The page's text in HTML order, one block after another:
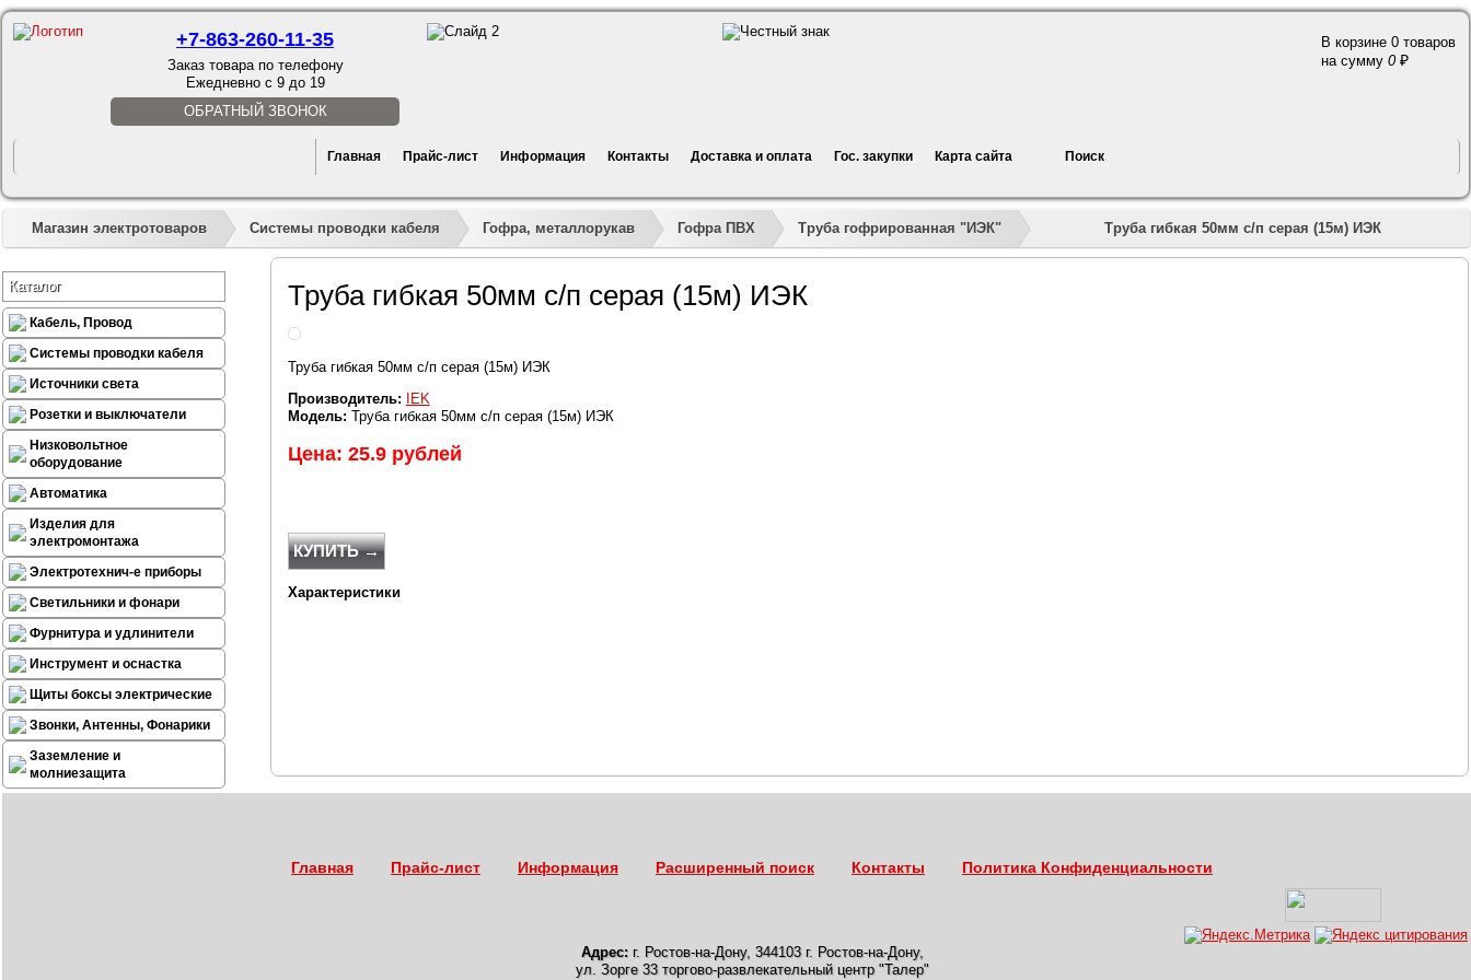
+7-863-260-11-35
Заказ товара по телефону
Ежедневно с 9 до 19
ОБРАТНЫЙ ЗВОНОК
В корзине 0 товаров
на сумму 0
Главная Прайс-лист Информация Контакты Доставка и оплата Гос. закупки Карта сайта Поиск
Магазин электротоваров »
Системы проводки кабеля »
Гофра, металлорукав Гофра ПВХ Труба гофрированная "ИЭК" Труба гибкая 50мм с/п серая (15м) ИЭК
Каталог
Кабель, Провод
Системы проводки кабеля
Источники света
Розетки и выключатели
Низковольтное
оборудование
Автоматика
Изделия для
электромонтажа
Электротехнич-е приборы
Светильники и фонари
Фурнитура и удлинители
Инструмент и оснастка
Щиты боксы электрические
Звонки, Антенны, Фонарики
Заземление и
молниезащита
Труба гибкая 50мм с/п серая (15м) ИЭК
Труба гибкая 50мм с/п серая (15м) ИЭК
Производитель:
IEK
Модель: Труба гибкая 50мм с/п серая (15м) ИЭК
Цена: 25.9 рублей
КУПИТЬ →
Характеристики
Главная Прайс-лист Информация Расширенный поиск Контакты Политика Конфиденциальности
Адрес: г. Ростов-на-Дону, 344103 г. Ростов-на-Дону,
ул. Зорге 33 торгово-развлекательный центр "Талер"